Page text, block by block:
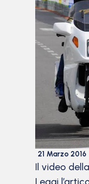
21 Marzo 2016
Il video